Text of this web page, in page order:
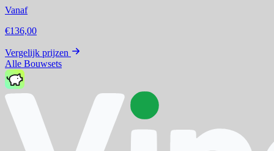
Vanaf
€136,00
Vergelijk prijzen
Alle Bouwsets